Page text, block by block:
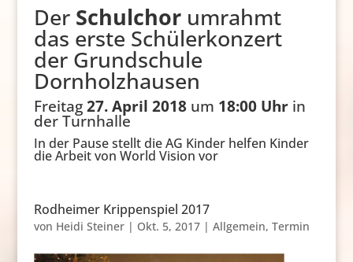
Der Schulchorumrahmt
das erste Schülerkonzert
der Grundschule
Dornholzhausen
Freitag27. April 2018um 18:00 Uhrin
der Turnhalle
In der Pause stellt die AG Kinder helfen Kinder
die Arbeit von World Vision vor
Rodheimer Krippenspiel 2017
von Heidi Steiner| Okt. 5, 2017| Allgemein, Termin